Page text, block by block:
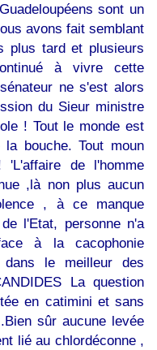
sont un
avons fait semblant
plus tard et plusieurs
à vivre cette
ne s'est alors
du Sieur ministre
! Tout le monde est
bouche. Tout moun
de l'homme
,là non plus aucun
, à ce manque
l'Etat, personne n'a
à la cacophonie
dans le meilleur des
La question
en catimini et sans
sûr aucune levée
lié au chlordéconne ,